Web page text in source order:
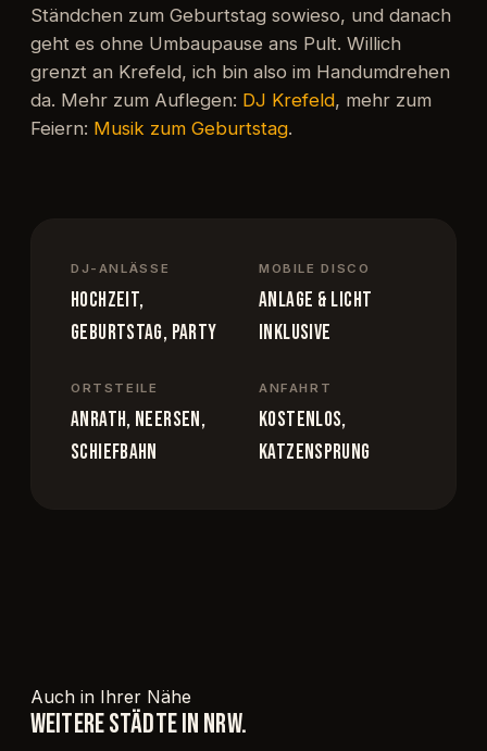
Ständchen zum Geburtstag sowieso, und danach
geht es ohne Umbaupause ans Pult. Willich
grenzt an Krefeld, ich bin also im Handumdrehen
da. Mehr zum Auflegen: DJ Krefeld, mehr zum
Feiern: Musik zum Geburtstag.
DJ-ANLÄSSE
Hochzeit,
Geburtstag, Party
MOBILE DISCO
Anlage & Licht
inklusive
ORTSTEILE
Anrath, Neersen,
Schiefbahn
ANFAHRT
kostenlos,
Katzensprung
Auch in Ihrer Nähe
WEITERE STÄDTE IN NRW.